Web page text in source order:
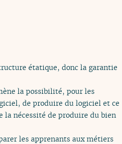
étatique, donc la garantie
la possibilité, pour les
de produire du logiciel et ce
la nécessité de produire du bien
les apprenants aux métiers